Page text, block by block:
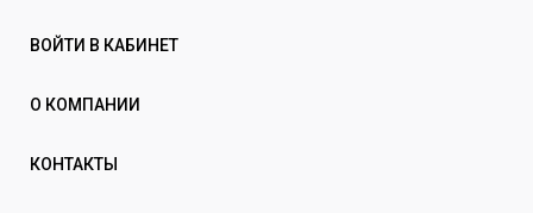
ВОЙТИ В КАБИНЕТ
О КОМПАНИИ
КОНТАКТЫ